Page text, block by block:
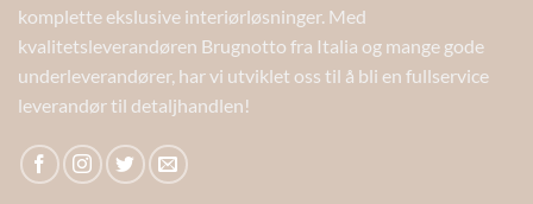
komplette ekslusive interiørløsninger. Med
kvalitetsleverandøren Brugnotto fra Italia og mange gode
underleverandører, har vi utviklet oss til å bli en fullservice
leverandør til detaljhandlen!